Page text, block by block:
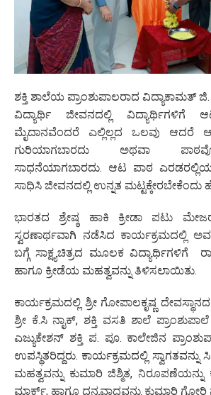
ಶಕ್ತಿ ಶಾಲೆಯ ಪ್ರಾಂಶುಪಾಲರಾದ ವಿದ್ಯಾಕಾಮತ್ ಜಿ.
ವಿದ್ಯಾರ್ಥಿ ಜೀವನದಲ್ಲಿ
ಮೈದಾನವೆಂದರೆ ಎಲ್ಲಿಲ್ಲದ ಒಲವು ಆದರೆ
ಗುರಿಯಾಗಬಾರದು ಅಥವಾ
ಸಾಧನೆಯಾಗಬಾರದು. ಆಟ ಪಾಠ
ಸಾಧಿಸಿ ಜೀವನದಲ್ಲಿ ಉನ್ನತ ಮಟ್ಟಕ್ಕೇರಬೇಕೆಂದು
ಭಾರತದ ಶ್ರೇಷ್ಠ ಹಾಕಿ ಕ್ರೀಡಾ ಪಟು
ಸ್ವರಣಾರ್ಥವಾಗಿ ನಡೆಸಿದ ಕಾರ್ಯಕ್ರಮದಲ್ಲಿ
ಬಗ್ಗೆ ಸಾಕ್ಷ್ಯಚಿತ್ರದ ಮೂಲಕ ವಿದ್ಯಾರ್ಥಿಗಳಿಗೆ
ಹಾಗೂ ಕ್ರೀಡೆಯ ಮಹತ್ವವನ್ನು ತಿಳಿಸಲಾಯಿತು.
ಕಾರ್ಯಕ್ರಮದಲ್ಲಿ ಶ್ರೀ ಗೋಪಾಲಕೃಷ್ಣ
ಶ್ರೀ ಕೆ.ಸಿ ನಾೖಕ್‌, ಶಕ್ತಿ ವಸತಿ ಶಾಲೆ
ಎಜ್ಯುಕೇಶನ್ ಶಕ್ತಿ ಪ. ಪೂ. ಕಾಲೇಜಿನ
ಉಪಸ್ಥಿತರಿದ್ದರು. ಕಾರ್ಯಕ್ರಮದಲ್ಲಿ ಸ್ವಾಗತವನ್ನು
ಮಹತ್ವವನ್ನು ಕುಮಾರಿ ಜಿಶ್ಮಿತ, ನಿರೂಪಣೆಯನ್ನು
ಮಾರ್ಕ್, ಹಾಗೂ ಧನ್ಯವಾದವನ್ನು ಕುಮಾರಿ ಗ್ಲೋರಿ